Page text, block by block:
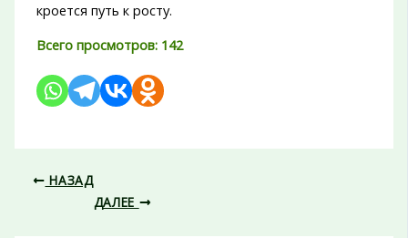
кроется путь к росту.
Всего просмотров: 142
НАЗАД
ДАЛЕЕ